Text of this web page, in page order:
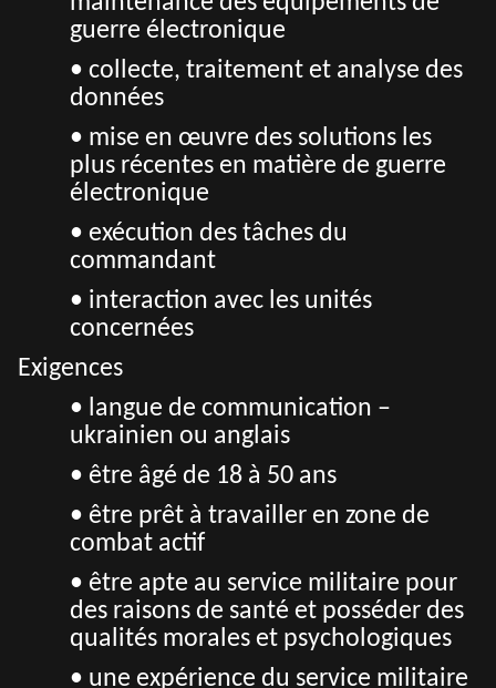
guerre électronique
• collecte, traitement et analyse des
données
• mise en œuvre des solutions les
plus récentes en matière de guerre
électronique
• exécution des tâches du
commandant
• interaction avec les unités
concernées
Exigences
• langue de communication –
ukrainien ou anglais
• être âgé de 18 à 50 ans
• être prêt à travailler en zone de
combat actif
• être apte au service militaire pour
des raisons de santé et posséder des
qualités morales et psychologiques
• une expérience du service militaire